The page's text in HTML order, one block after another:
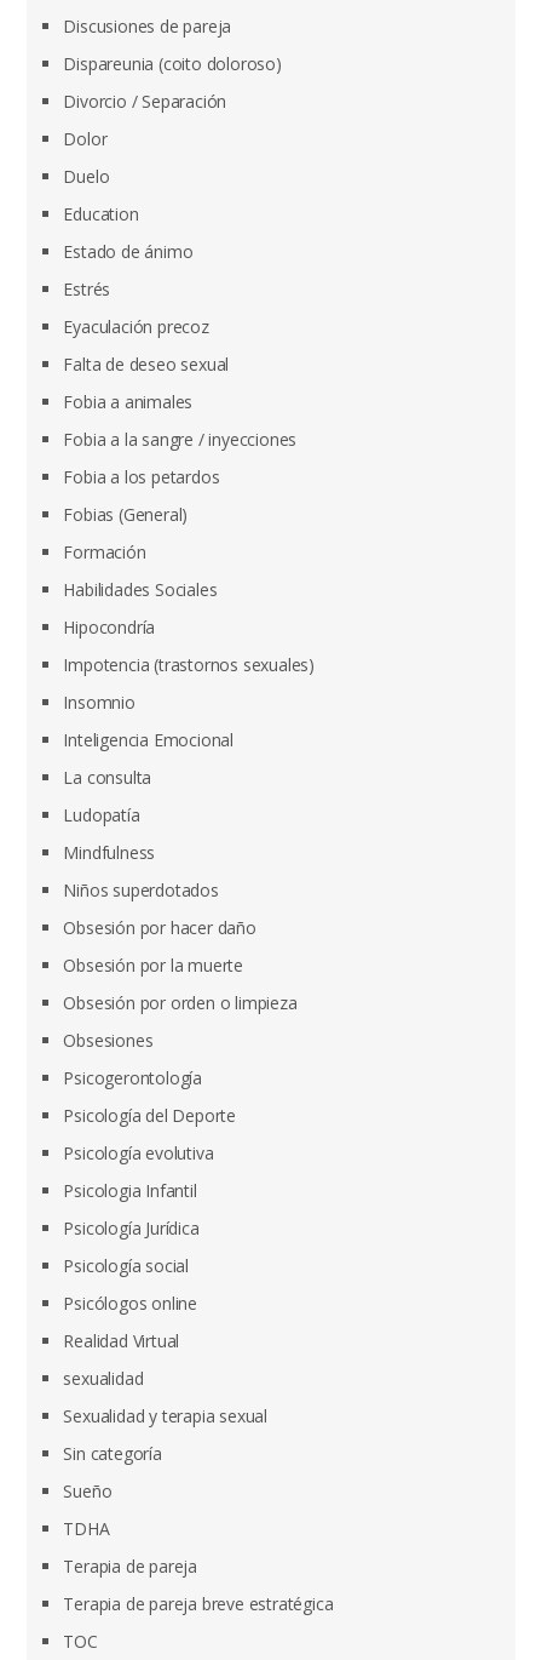
Discusiones de pareja
Dispareunia (coito doloroso)
Divorcio / Separación
Dolor
Duelo
Education
Estado de ánimo
Estrés
Eyaculación precoz
Falta de deseo sexual
Fobia a animales
Fobia a la sangre / inyecciones
Fobia a los petardos
Fobias (General)
Formación
Habilidades Sociales
Hipocondría
Impotencia (trastornos sexuales)
Insomnio
Inteligencia Emocional
La consulta
Ludopatía
Mindfulness
Niños superdotados
Obsesión por hacer daño
Obsesión por la muerte
Obsesión por orden o limpieza
Obsesiones
Psicogerontología
Psicología del Deporte
Psicología evolutiva
Psicologia Infantil
Psicología Jurídica
Psicología social
Psicólogos online
Realidad Virtual
sexualidad
Sexualidad y terapia sexual
Sin categoría
Sueño
TDHA
Terapia de pareja
Terapia de pareja breve estratégica
TOC